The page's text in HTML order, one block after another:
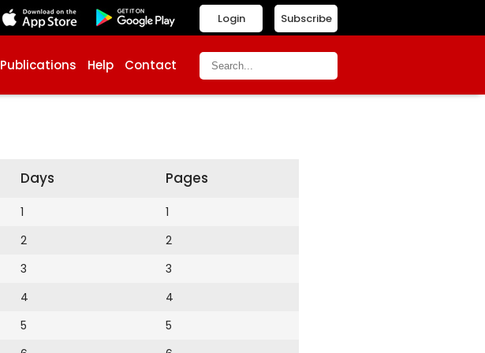
Subscribe
Login
Publications Help Contact
Days
1
2
3
4
5
Pages
1
2
3
4
5